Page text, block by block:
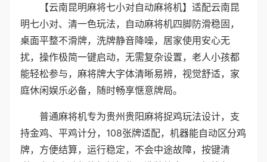
【云南昆明麻将七小对自动麻将机】适配云南昆
明七小对、清一色玩法，自动麻将机四脚防滑稳固，
桌面平整不滑牌，洗牌静音降噪，居家使用安心无
扰，操作极简一键启动，无需复杂设置，老人小孩都
能轻松参与，麻将牌大字体清晰易辨，视觉舒适，家
庭休闲娱乐必备，随时畅享惬意牌局。
普通麻将机专为贵州贵阳麻将捉鸡玩法设计，支
持金鸡、平鸡计分，108张牌适配，机器能自动区分鸡
牌，方便结算，运行稳定，不会中途故障，按键清